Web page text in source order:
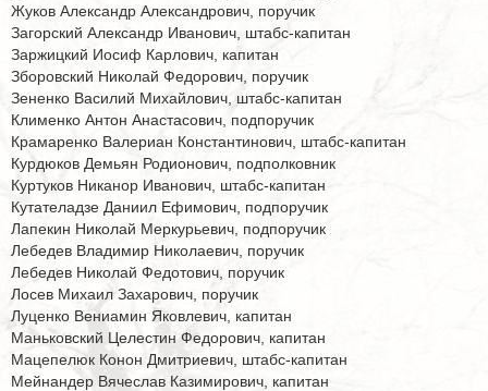
Жуков Александр Александрович, поручик
Загорский Александр Иванович, штабс-капитан
Заржицкий Иосиф Карлович, капитан
Зборовский Николай Федорович, поручик
Зененко Василий Михайлович, штабс-капитан
Клименко Антон Анастасович, подпоручик
Крамаренко Валериан Константинович, штабс-капитан
Курдюков Демьян Родионович, подполковник
Куртуков Никанор Иванович, штабс-капитан
Кутателадзе Даниил Ефимович, подпоручик
Лапекин Николай Меркурьевич, подпоручик
Лебедев Владимир Николаевич, поручик
Лебедев Николай Федотович, поручик
Лосев Михаил Захарович, поручик
Луценко Вениамин Яковлевич, капитан
Маньковский Целестин Федорович, капитан
Мацепелюк Конон Дмитриевич, штабс-капитан
Мейнандер Вячеслав Казимирович, капитан